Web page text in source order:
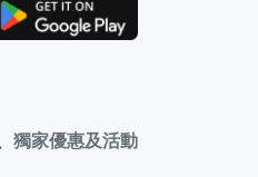
獨家優惠及活動